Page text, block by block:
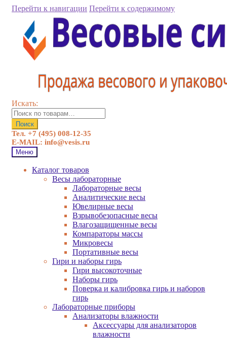
Перейти к навигации Перейти к содержимому
Искать:
Поиск
Тел. +7 (495) 008-12-35
E-MAIL: info@vesis.ru
Меню
Каталог товаров
Весы лабораторные
Лабораторные весы
Аналитические весы
Ювелирные весы
Взрывобезопасные весы
Влагозащищенные весы
Компараторы массы
Микровесы
Портативные весы
Гири и наборы гирь
Гири высокоточные
Наборы гирь
Поверка и калибровка гирь и наборов
гирь
Лабораторные приборы
Анализаторы влажности
Аксессуары для анализаторов
влажности